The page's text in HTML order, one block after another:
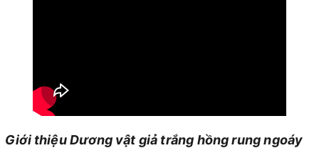
Giới thiệu Dương vật giả trắng hồng rung ngoáy